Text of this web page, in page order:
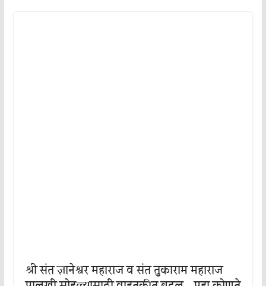
श्री संत ज्ञानेश्वर महाराज व संत तुकाराम महाराज